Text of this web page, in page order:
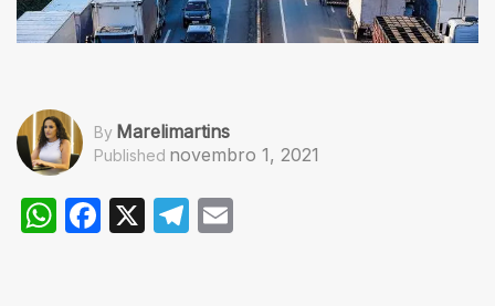
By Marelimartins
Published novembro 1, 2021
WhatsApp
Facebook
X Telegram